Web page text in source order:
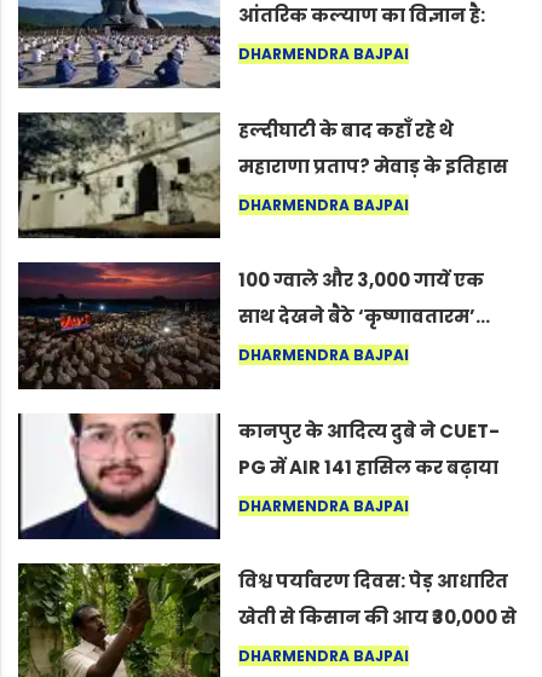
आंतरिक कल्याण का विज्ञान है:
अंतरराष्ट्रीय योग दिवस 2026 पर
DHARMENDRA BAJPAI
हल्दीघाटी के बाद कहाँ रहे थे
महाराणा प्रताप? मेवाड़ के इतिहास
का वह अनकहा अध्याय जो आज भी
DHARMENDRA BAJPAI
100 ग्वाले और 3,000 गायें एक
साथ देखने बैठे ‘कृष्णावतारम’…
नागपुर में दिखा ऐसा नज़ारा कि
कर सकते हैं”
DHARMENDRA BAJPAI
कानपुर के आदित्य दुबे ने CUET-
PG में AIR 141 हासिल कर बढ़ाया
शहर का मान
DHARMENDRA BAJPAI
विश्व पर्यावरण दिवस: पेड़ आधारित
खेती से किसान की आय ₹30,000 से
बढ़कर ₹3 लाख प्रति एकड़ हुई
DHARMENDRA BAJPAI